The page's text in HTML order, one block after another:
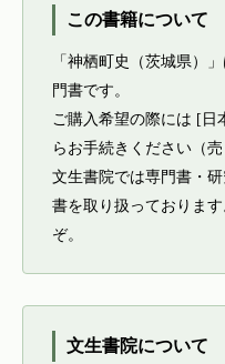
この書籍について
「神栖町史（茨城県）
門書です。
ご購入希望の際には [日
らお手続きください（
文生書院では専門書・
書を取り扱っておりま
ぞ。
文生書院について